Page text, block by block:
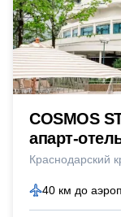
COSMOS
апарт-
Краснодарский
40 км до